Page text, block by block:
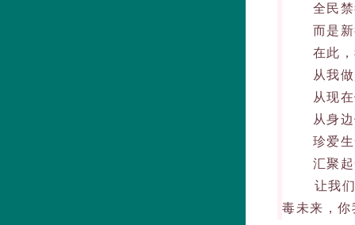
全民禁
而是新
在此，我
从我做起
从现在做
从身边做
珍爱生命
汇聚起
让我们同
毒未来，你